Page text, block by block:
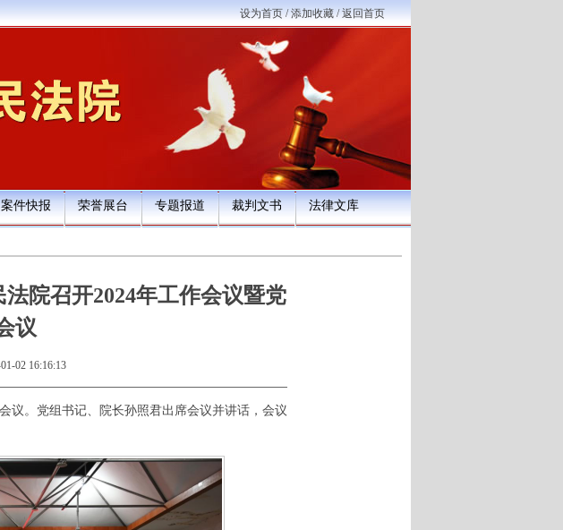
设为首页/添加收藏/返回首页
案件快报 荣誉展台 专题报道 裁判文书 法律文库
院召开2024年工作会议暨党
议
02 16:16:13
议。党组书记、院长孙照君出席会议并讲话，会议